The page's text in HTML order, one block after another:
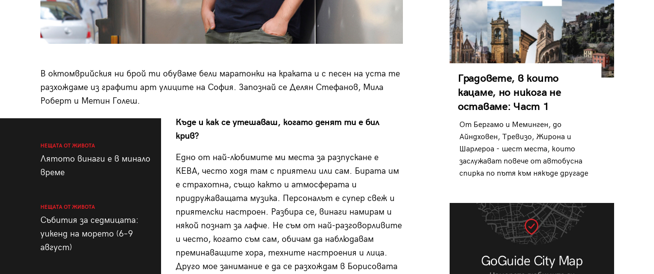
В октомврийския ни брой ти обуваме бели маратонки на краката и с песен на уста те
разхождаме из графити арт улиците на София. Запознай се Делян Стефанов, Мила
Роберт и Метин Голеш.
НЕЩАТА ОТ ЖИВОТА
Лятото винаги е в минало
време
НЕЩАТА ОТ ЖИВОТА
Събития за седмицата:
уикенд на морето (6–9
август)
Къде и как се утешаваш, когато денят ти е бил
крив?
Едно от най-любимите ми места за разпускане е
КЕВА, често ходя там с приятели или сам. Бирата им
е страхотна, също както и атмо­сферата и
придружаващата музика. Персоналът е супер свеж и
приятелски настроен. Разбира се, винаги намирам и
някой познат за лафче. Не съм от най-разговорливите
и често, когато съм сам, обичам да наблюдавам
преминаващите хора, техните настроения и лица.
Друго мое занимание е да се разхождам в Борисовата
Градовете, в които
кацаме, но никога не
оставаме: Част 1
От Бергамо и Меминген, до
Айндховен, Тревизо, Жирона и
Шарлероа - шест места, които
заслужават повече от автобусна
спирка по пътя към някъде другаде